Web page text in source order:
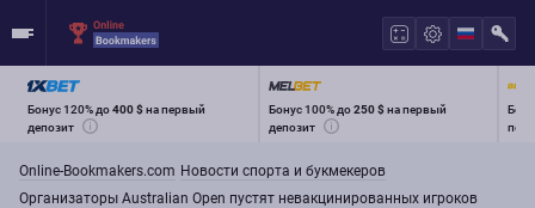
Бонус 120% до400 $на первый
депозит
Бонус 100% до250 $на первый
депозит
Online-Bookmakers.com Новости спорта и букмекеров
Организаторы Australian Open пустят невакцинированных игроков